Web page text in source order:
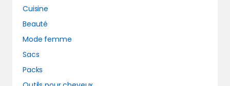
Cuisine
Beauté
Mode femme
Sacs
Packs